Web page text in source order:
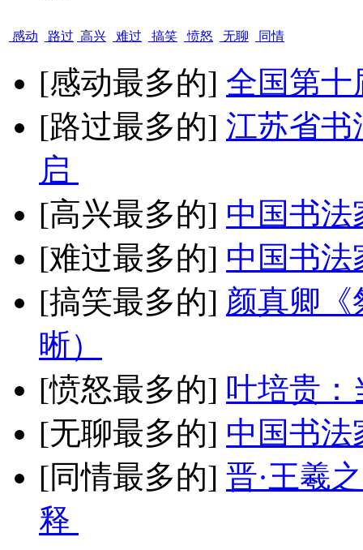
感动 路过 高兴 难过 搞笑 愤怒 无聊 同情
[感动最多的] 全国第十
[路过最多的] 江苏省书
启
[高兴最多的] 中国书法
[难过最多的] 中国书法
[搞笑最多的] 颜真卿《
晰）
[愤怒最多的] 叶培贵：
[无聊最多的] 中国书法
[同情最多的] 晋·王羲
释